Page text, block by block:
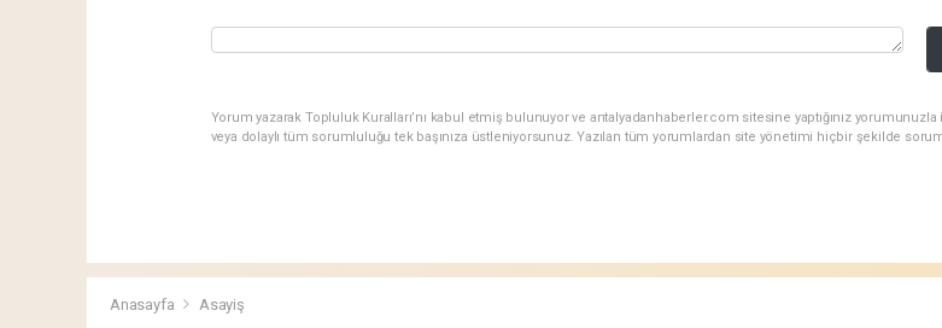
Yorum yazarak Topluluk Kuralları’nı kabul etmiş bulunuyor ve antalyadanhaberler.com sitesine yaptığınız
veya dolaylı tüm sorumluluğu tek başınıza üstleniyorsunuz. Yazılan tüm yorumlardan site yönetimi hiçbir şekilde
Anasayfa Asayiş